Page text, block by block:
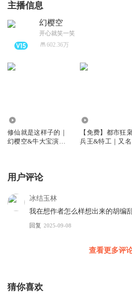
主播信息
幻樱空
开心就笑一笑
602.36万
修仙就是这样子的｜
幻樱空&牛大宝演播
【免费】都市狂枭
兵王&特工｜又名
用户评论
冰结玉林
我在想作者怎么样想出来的胡编
回复 2025-09-08
查看更多评
猜你喜欢